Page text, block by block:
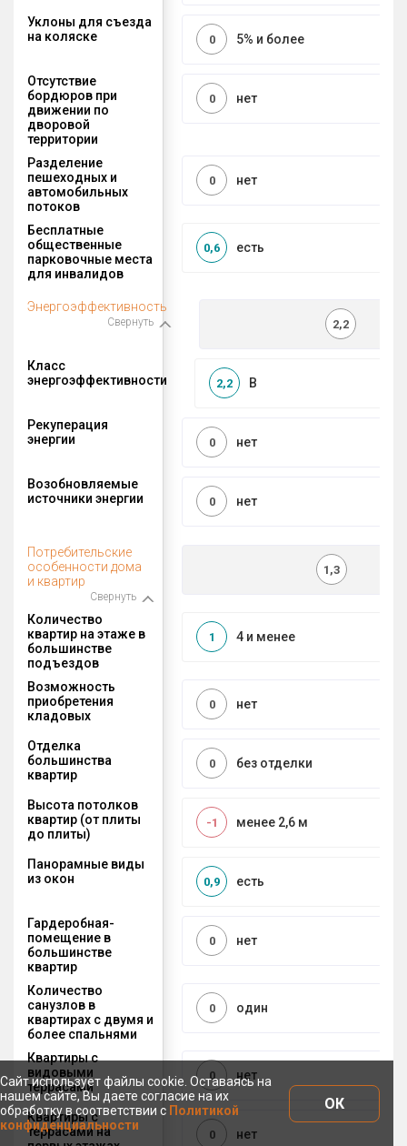
Уклоны для съезда
на коляске
5% и более
0
Отсутствие
бордюров при
движении по
дворовой
территории
нет
0
Разделение
пешеходных и
автомобильных
потоков
нет
0
Бесплатные
общественные
парковочные места
для инвалидов
есть
0,6
Энергоэффективность
Свернуть 2,2
Класс
энергоэффективности
B
2,2
Рекуперация
энергии
нет
0
Возобновляемые
источники энергии
нет
0
Потребительские
особенности дома
и квартир
Свернуть
1,3
Количество
квартир на этаже в
большинстве
подъездов
4 и менее
1
Возможность
приобретения
кладовых
нет
0
Отделка
большинства
квартир
без отделки
0
Высота потолков
квартир (от плиты
до плиты)
менее 2,6 м
-1
Панорамные виды
из окон
есть
0,9
Гардеробная-
помещение в
большинстве
квартир
нет
0
Количество
санузлов в
квартирах с двумя и
более спальнями
один
0
Квартиры с
видовыми
террасами
нет
0
Квартиры с
террасами на
нет
0
Сайт использует файлы cookie. Оставаясь на
нашем сайте, Вы даете согласие на их
обработку в соответствии с Политикой
конфиденциальности
ОК